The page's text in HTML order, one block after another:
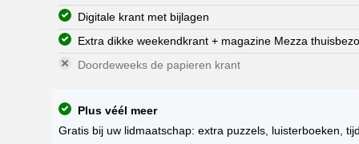
Digitale krant met bijlagen
Extra dikke weekendkrant + magazine Mezza
Doordeweeks de papieren krant
Plus véél meer
Gratis bij uw lidmaatschap: extra puzzels, luisterboeken,